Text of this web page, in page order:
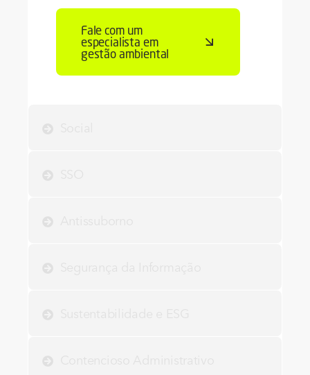
Fale com um
especialista em
gestão ambiental